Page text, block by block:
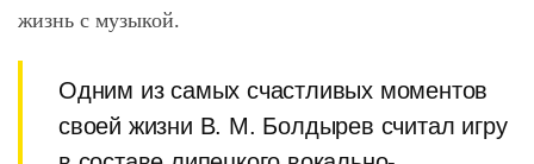
жизнь с музыкой.
Одним из самых счастливых моментов
своей жизни В. М. Болдырев считал игру